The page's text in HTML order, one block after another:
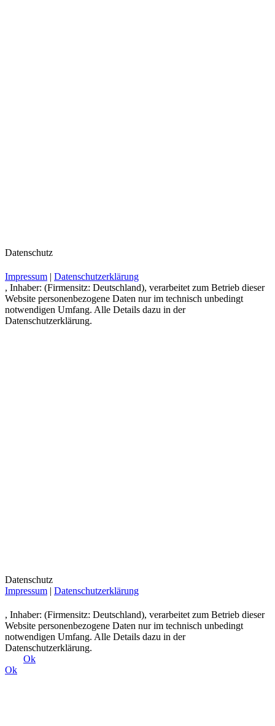
Datenschutz
Impressum
Datenschutzerklärung
, Inhaber: (Firmensitz: Deutschland), verarbeitet zum Betrieb dieser
Website personenbezogene Daten nur im technisch unbedingt
notwendigen Umfang. Alle Details dazu in der
Datenschutzerklärung.
Datenschutz
Impressum
Datenschutzerklärung
, Inhaber: (Firmensitz: Deutschland), verarbeitet zum Betrieb dieser
Website personenbezogene Daten nur im technisch unbedingt
notwendigen Umfang. Alle Details dazu in der
Datenschutzerklärung.
Ok
Ok